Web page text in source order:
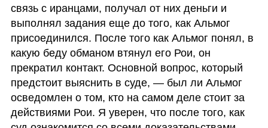
связь с иранцами, получал от них деньги и
выполнял задания еще до того, как Альмог
присоединился. После того как Альмог понял, в
какую беду обманом втянул его Рои, он
прекратил контакт. Основной вопрос, который
предстоит выяснить в суде, — был ли Альмог
осведомлен о том, кто на самом деле стоит за
действиями Рои. Я уверен, что после того, как